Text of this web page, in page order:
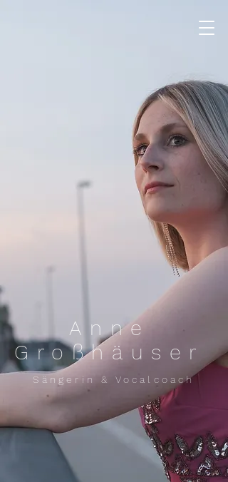
Anne
Großhäuser
Sängerin & Vocalcoach